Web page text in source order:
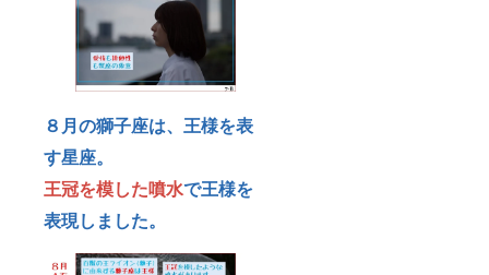
８月の獅子座は、王様を表
す星座。
王冠を模した噴水で王様を
表現しました。